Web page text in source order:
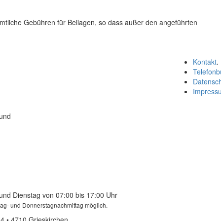
Gebühren für Beilagen, so dass außer den angeführten
Kontakt.
Dienstag von 07:00 bis 17:00 Uhr
und Donnerstagnachmittag möglich.